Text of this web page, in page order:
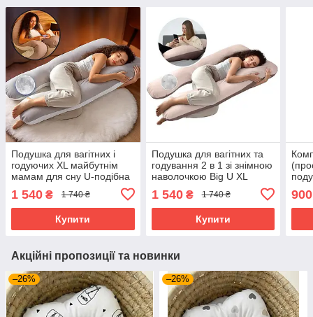
Подушка для вагітних і
годуючих XL майбутнім
мамам для сну U-подібна
Mothercare сірий
1 540 ₴ 1 740 ₴
Купити
Подушка для вагітних та
годування 2 в 1 зі знімною
наволочкою Big U XL
Шоколад
1 540₴ 1 740 ₴
Купити
900
Акційні пропозиції та новинки
–26% –26%